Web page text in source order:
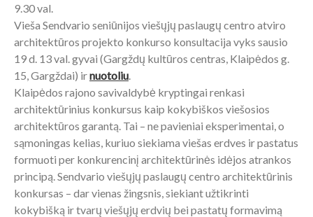
9.30 val.
Vieša Sendvario seniūnijos viešųjų paslaugų centro atviro
architektūros projekto konkurso konsultacija vyks sausio
19 d. 13 val. gyvai (Gargždų kultūros centras, Klaipėdos g.
15, Gargždai) irnuotoliu
Klaipėdos rajono savivaldybė kryptingai renkasi
architektūrinius konkursus kaip kokybiškos viešosios
architektūros garantą. Tai – ne pavieniai eksperimentai, o
sąmoningas kelias, kuriuo siekiama viešas erdves ir pastatus
formuoti per konkurencinį architektūrinės idėjos atrankos
principą. Sendvario viešųjų paslaugų centro architektūrinis
konkursas – dar vienas žingsnis, siekiant užtikrinti
kokybišką ir tvarų viešųjų erdvių bei pastatų formavimą